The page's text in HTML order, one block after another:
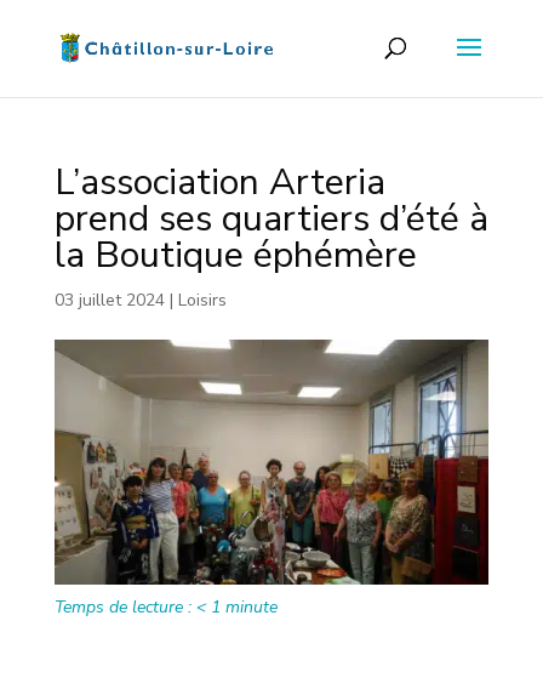
L’association Arteria
prend ses quartiers d’été à
la Boutique éphémère
03 juillet 2024| Loisirs
Temps de lecture : < 1 minute